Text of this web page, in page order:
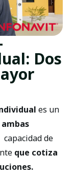
Dos
es un
ambas
de
que cotiza